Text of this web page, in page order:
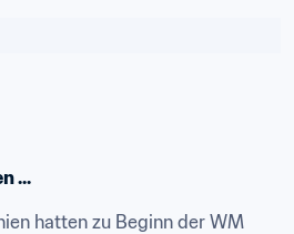
...
hatten zu Beginn der WM